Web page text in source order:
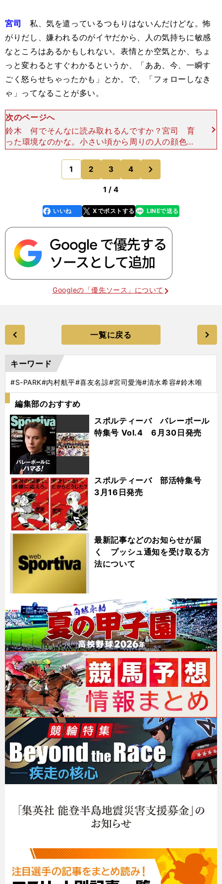
宮司
私、気を遣っているつもりはないんだけどな。怖
がりだし、嫌われるのがイヤだから、人の気持ちに敏感
なところはあるかもしれない。表情とか空気とか、ちょ
っと変わるとすぐわかるというか、「ああ、今、一瞬す
ごく怒らせちゃったかも」とか。で、「フォローしなき
ゃ」ってなることが多い。
次のページへ
鈴木 何でそんなに読み取れるんですか？宮司 育
った環境なのかな。小さい頃から周りの人の顔色を
見て、「どういうことを考えているんだろう」っ
て。鈴木 そんな小さい頃から周りの人の顔色を気
にしていたんです
1 2 3 4
のページへ
1 / 4
faceboo
k
いいね Xでポストする
line LINEで送る
Googleの「優先ソース」について
一覧に戻る
キーワード
#S-PARK#内村航平#喜友名諒#宮司愛海#清水希容#鈴木唯
編集部のおすすめ
スポルティーバ バレーボール
特集号 Vol.4 6月30日発売
スポルティーバ 部活特集号
3月16日発売
最新記事などのお知らせが届
く プッシュ通知を受け取る方
法について